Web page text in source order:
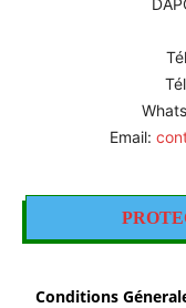
Email:
Conditions